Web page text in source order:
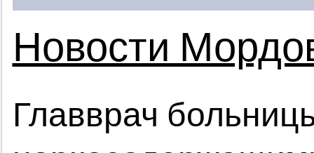
Новости
Главврач